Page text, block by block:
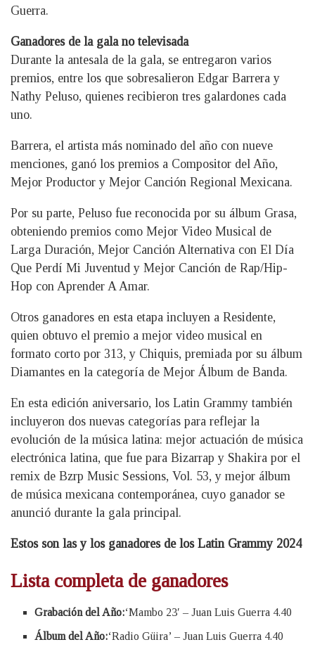
Guerra.
Ganadores de la gala no televisada
Durante la antesala de la gala, se entregaron varios
premios, entre los que sobresalieron Edgar Barrera y
Nathy Peluso, quienes recibieron tres galardones cada
uno.
Barrera, el artista más nominado del año con nueve
menciones, ganó los premios a Compositor del Año,
Mejor Productor y Mejor Canción Regional Mexicana.
Por su parte, Peluso fue reconocida por su álbum Grasa,
obteniendo premios como Mejor Video Musical de
Larga Duración, Mejor Canción Alternativa con El Día
Que Perdí Mi Juventud y Mejor Canción de Rap/Hip-
Hop con Aprender A Amar.
Otros ganadores en esta etapa incluyen a Residente,
quien obtuvo el premio a mejor video musical en
formato corto por 313, y Chiquis, premiada por su álbum
Diamantes en la categoría de Mejor Álbum de Banda.
En esta edición aniversario, los Latin Grammy también
incluyeron dos nuevas categorías para reflejar la
evolución de la música latina: mejor actuación de música
electrónica latina, que fue para Bizarrap y Shakira por el
remix de Bzrp Music Sessions, Vol. 53, y mejor álbum
de música mexicana contemporánea, cuyo ganador se
anunció durante la gala principal.
Estos son las y los ganadores de los Latin Grammy 2024
Lista completa de ganadores
Grabación del Año:‘Mambo 23′ – Juan Luis Guerra 4.40
Álbum del Año:‘Radio Güira’ – Juan Luis Guerra 4.40